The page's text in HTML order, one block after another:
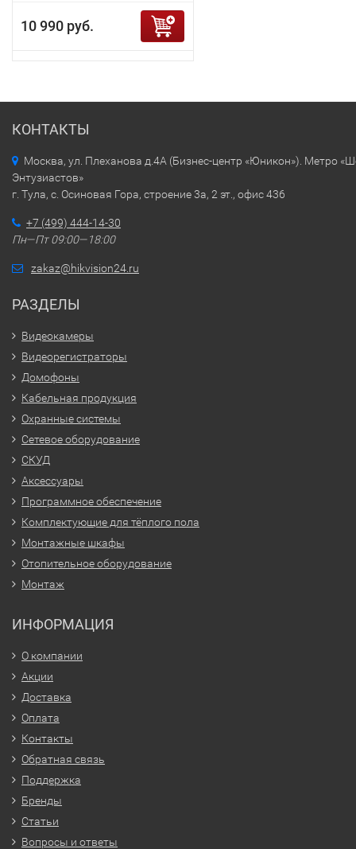
10 990 руб.
КОНТАКТЫ
Москва, ул. Плеханова д.4А (Бизнес-центр «Юникон»). Метро
Энтузиастов»
г. Тула, с. Осиновая Гора, строение 3а, 2 эт., офис 436
+7 (499) 444-14-30
Пн—Пт 09:00—18:00
zakaz@hikvision24.ru
РАЗДЕЛЫ
Видеокамеры
Видеорегистраторы
Домофоны
Кабельная продукция
Охранные системы
Сетевое оборудование
СКУД
Аксессуары
Программное обеспечение
Комплектующие для тёплого пола
Монтажные шкафы
Отопительное оборудование
Монтаж
ИНФОРМАЦИЯ
О компании
Акции
Доставка
Оплата
Контакты
Обратная связь
Поддержка
Бренды
Статьи
Вопросы и ответы